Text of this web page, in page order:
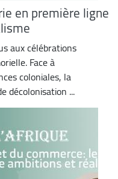
en première ligne
aux célébrations
Face à
coloniales, la
décolonisation ...